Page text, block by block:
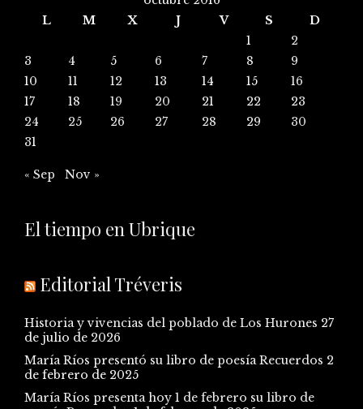
L
M X J V S
D
1
2
3
4 5 6 7 8
9
10
11 12 13 14 15
16
17
18 19 20 21 22
23
24
25 26 27 28 29
30
31
« Sep Nov »
El tiempo en Ubrique
Editorial Tréveris
Historia y vivencias del poblado de Los Hurones 27
de julio de 2026
María Ríos presentó su libro de poesía Recuerdos 2
de febrero de 2025
María Ríos presenta hoy 1 de febrero su libro de